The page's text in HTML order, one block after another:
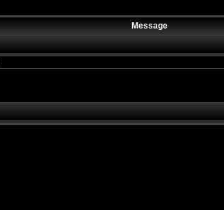
Message